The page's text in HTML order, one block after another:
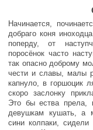
Начинается,
добраго коня
поперду, от
поросёнок часто
так опасно доброму
чести и славы, малы
капнуло, в горшоцик
скоро заслонку
Это бы ества прела,
девушкам кушать, а
сини колпаки,